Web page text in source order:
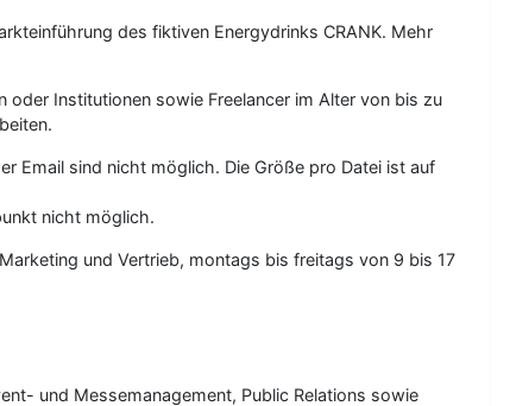
des fiktiven Energydrinks CRANK. Mehr
oder Institutionen sowie Freelancer im Alter von bis zu
Email sind nicht möglich. Die Größe pro Datei ist auf
nicht möglich.
und Vertrieb, montags bis freitags von 9 bis 17
und Messemanagement, Public Relations sowie